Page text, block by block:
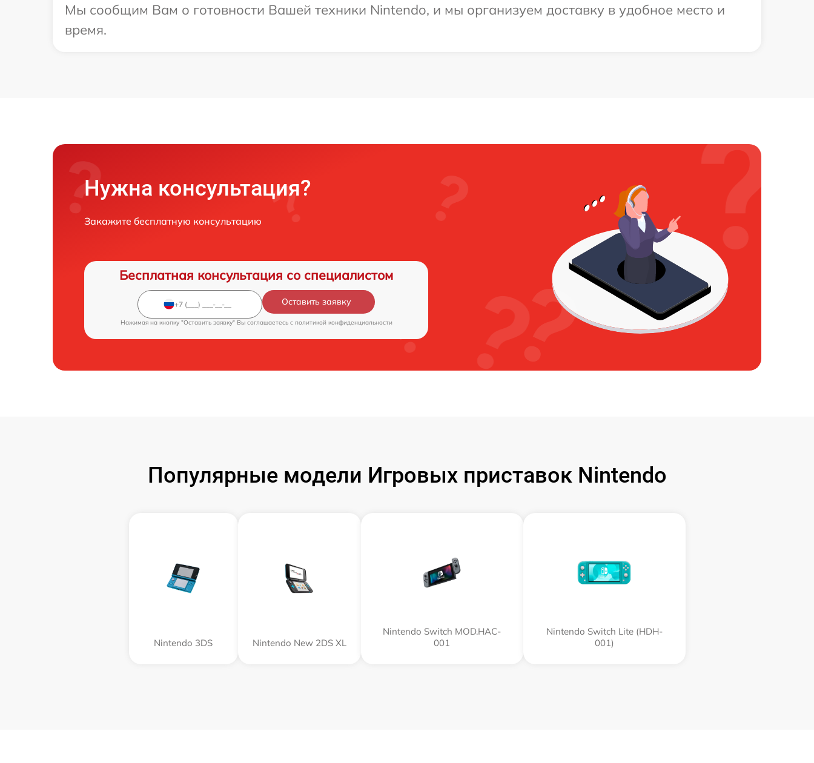
Мы сообщим Вам о готовности Вашей техники Nintendo, и мы организуем доставку в удобное место и
время.
Нужна консультация?
Закажите бесплатную консультацию
Бесплатная консультация со специалистом
Оставить заявку
Нажимая на кнопку "Оставить заявку" Вы соглашаетесь c политикой конфиденциальности
Популярные модели Игровых приставок Nintendo
Nintendo 3DS Nintendo New 2DS XL
Nintendo Switch MOD.HAC-
001
Nintendo Switch Lite (HDH-
001)